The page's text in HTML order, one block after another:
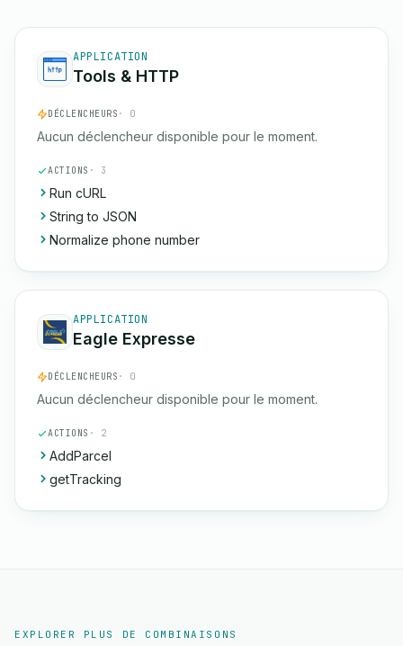
APPLICATION
Tools & HTTP
DÉCLENCHEURS · 0
Aucun déclencheur disponible pour le moment.
ACTIONS · 3
Run cURL
String to JSON
Normalize phone number
APPLICATION
Eagle Expresse
DÉCLENCHEURS · 0
Aucun déclencheur disponible pour le moment.
ACTIONS · 2
AddParcel
getTracking
EXPLORER PLUS DE COMBINAISONS